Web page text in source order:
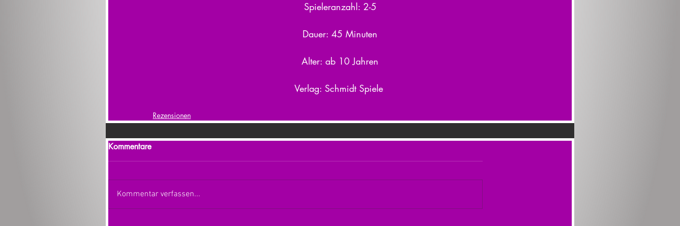
Spieleranzahl: 2-5
Dauer: 45 Minuten
Alter: ab 10 Jahren
Verlag: Schmidt Spiele
Rezensionen
Kommentare
Kommentar verfassen...